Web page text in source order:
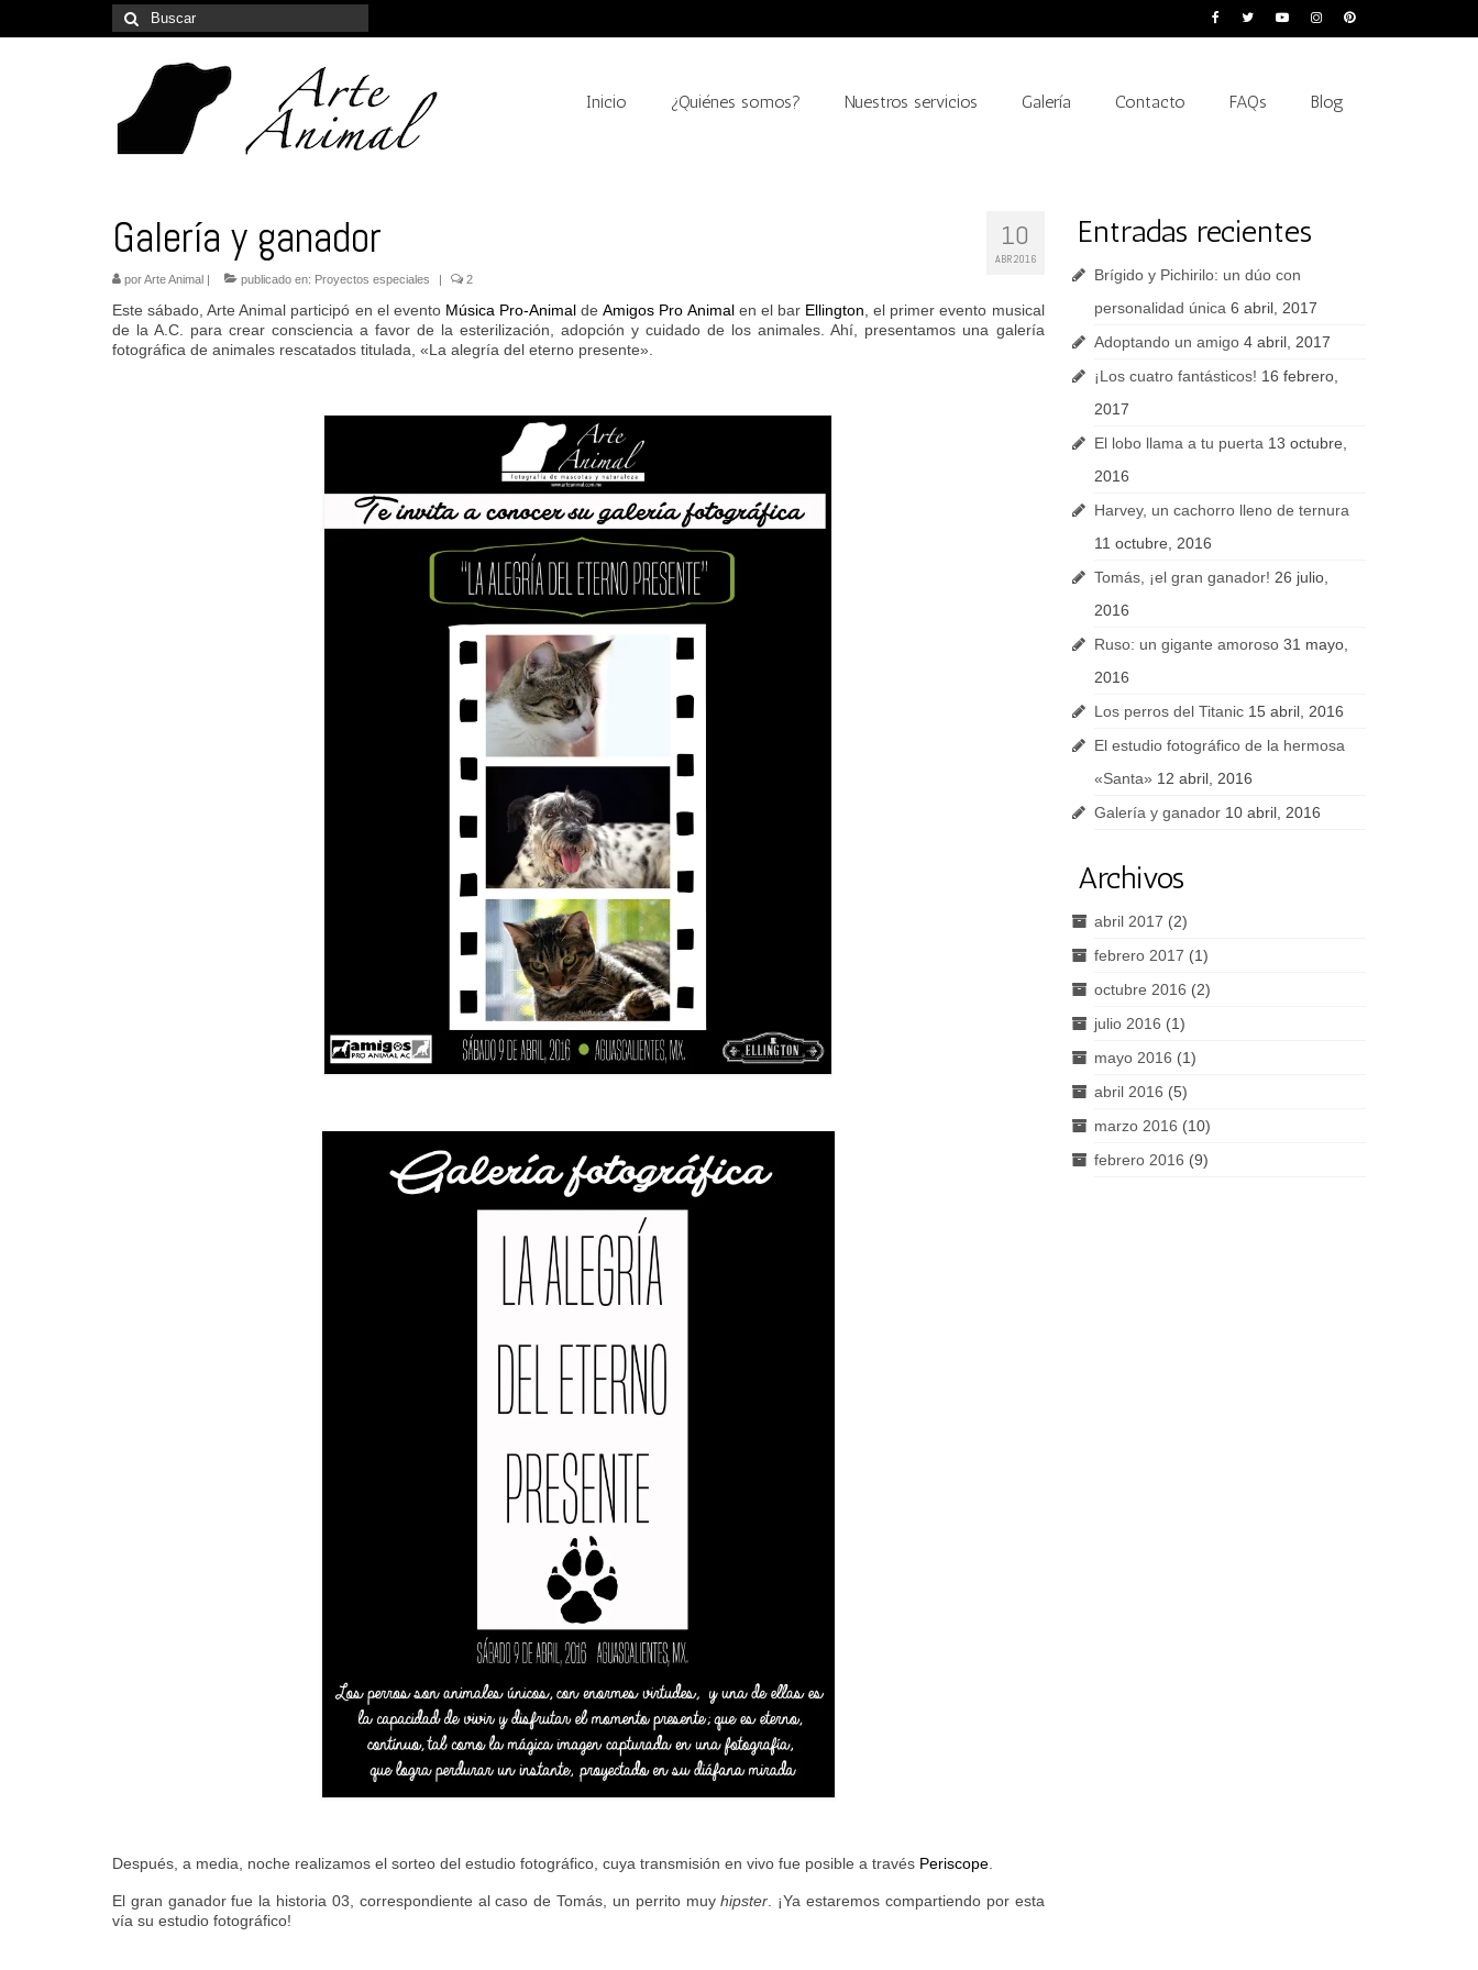
Buscar
por:
Inicio ¿Quiénes somos? Nuestros servicios Galería Contacto FAQs Blog
10
ABR 2016
Galería y ganador
porArte Animal | publicado en: Proyectos especiales | 2
Este sábado, Arte Animal participó en el evento Música Pro-Animal deAmigos Pro Animalen el bar Ellington , el primer evento musical
de la A.C. para crear consciencia a favor de la esterilización, adopción y cuidado de los animales. Ahí, presentamos una galería
fotográfica de animales rescatados titulada, «La alegría del eterno presente».
Después, a media, noche realizamos el sorteo del estudio fotográfico, cuya transmisión en vivo fue posible a través Periscope
El gran ganador fue la historia 03, correspondiente al caso de Tomás, un perrito muyhipster . ¡Ya estaremos compartiendo por esta
vía su estudio fotográfico!
Entradas recientes
Brígido y Pichirilo: un dúo con
personalidad única 6 abril, 2017
Adoptando un amigo 4 abril, 2017
¡Los cuatro fantásticos! 16 febrero,
2017
El lobo llama a tu puerta 13 octubre,
2016
Harvey, un cachorro lleno de ternura
11 octubre, 2016
Tomás, ¡el gran ganador! 26 julio,
2016
Ruso: un gigante amoroso 31 mayo,
2016
Los perros del Titanic 15 abril, 2016
El estudio fotográfico de la hermosa
«Santa» 12 abril, 2016
Galería y ganador 10 abril, 2016
Archivos
abril 2017 (2)
febrero 2017 (1)
octubre 2016 (2)
julio 2016 (1)
mayo 2016 (1)
abril 2016 (5)
marzo 2016 (10)
febrero 2016 (9)